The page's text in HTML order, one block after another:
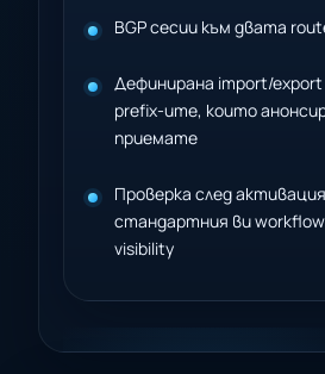
BGP сесии към двата
Дефинирана import/export
prefix-ите, които
приемате
Проверка след
стандартния ви
visibility